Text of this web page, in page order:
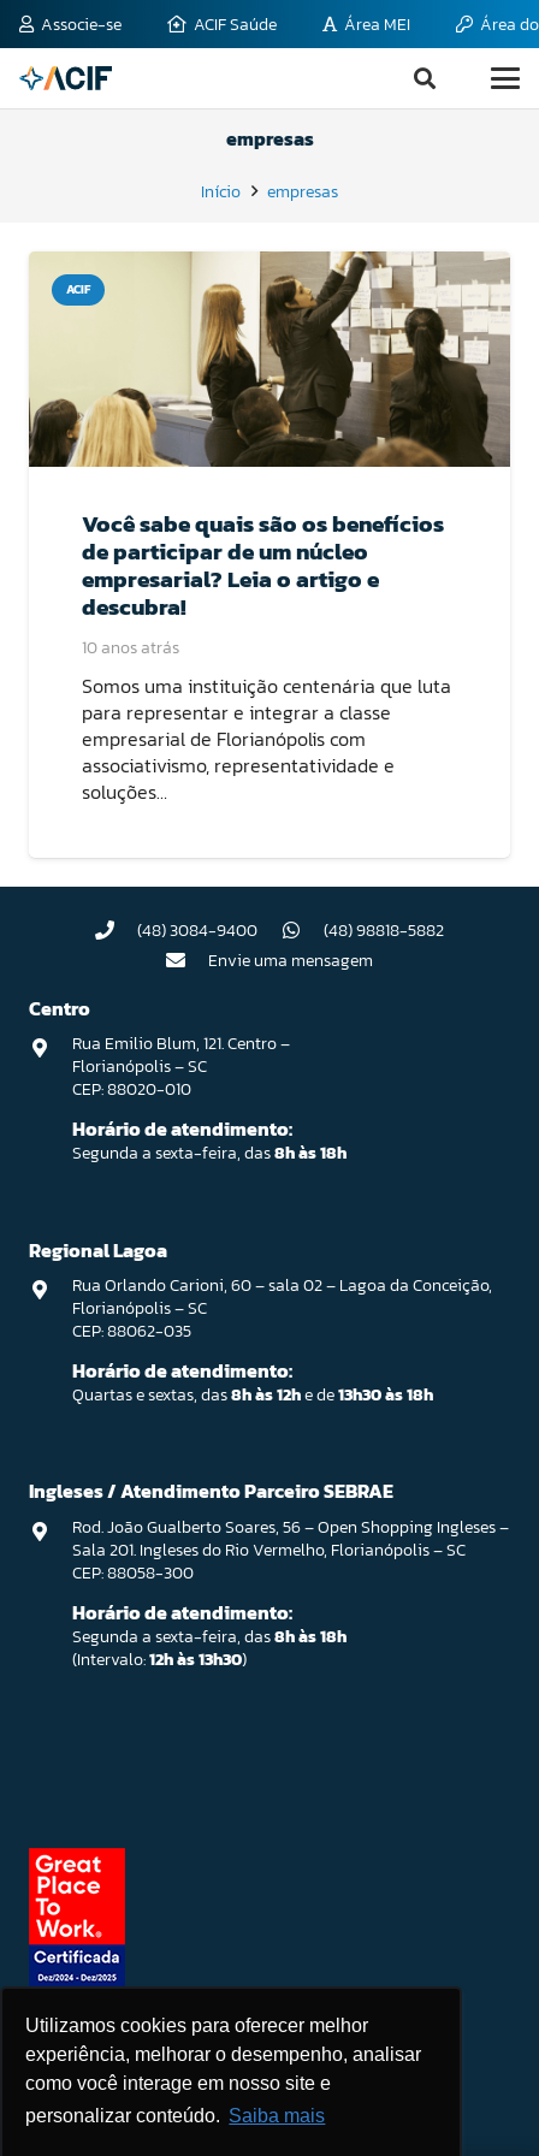
Utilizamos cookies para oferecer melhor
experiência, melhorar o desempenho, analisar
como você interage em nosso site e
personalizar conteúdo. Saiba mais
Associe-se ACIF Saúde Área MEI Área
empresas
Início empresas
ACIF
Você sabe quais são os benefícios
de participar de um núcleo
empresarial? Leia o artigo e
descubra!
10 anos atrás
Somos uma instituição centenária que luta
para representar e integrar a classe
empresarial de Florianópolis com
associativismo, representatividade e
soluções…
(48) 3084-9400
(48) 98818-5882
Envie uma mensagem
Centro
Rua Emilio Blum, 121. Centro –
Florianópolis – SC
CEP: 88020-010
Horário de atendimento:
Segunda a sexta-feira, das8h às 18h
Regional Lagoa
Rua Orlando Carioni, 60 – sala 02 – Lagoa da Conceição,
Florianópolis – SC
CEP: 88062-035
Horário de atendimento:
Quartas e sextas, das8h às 12he de13h30 às 18h
Ingleses / Atendimento Parceiro SEBRAE
Rod. João Gualberto Soares, 56 – Open Shopping Ingleses –
Sala 201. Ingleses do Rio Vermelho, Florianópolis – SC
CEP: 88058-300
Horário de atendimento:
Segunda a sexta-feira, das8h às 18h
(Intervalo:12h às 13h30)
Seja um patrocinador